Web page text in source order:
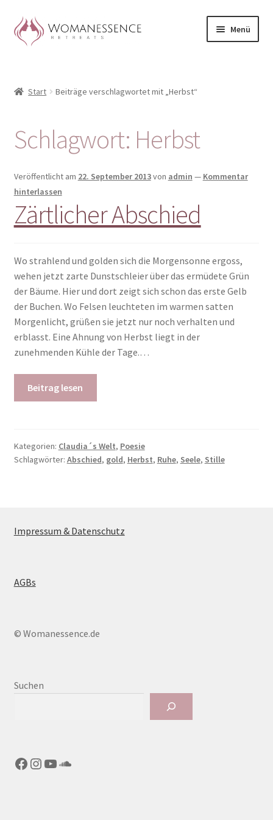
Zur
Navigation
Zum
Inhalt
Menü
Blog
Shop / Retreats im Allgäu
Woman-Circle
Erfahrungen
Warenkorb
Start Beiträge verschlagwortet mit „Herbst“
Schlagwort: Herbst
Veröffentlicht am 22. September 2013von admin — Kommentar
hinterlassen
Zärtlicher Abschied
Wo strahlend und golden sich die Morgensonne ergoss,
wehen jetzt zarte Dunstschleier über das ermüdete Grün
der Bäume. Hier und dort zeigt sich schon das erste Gelb
der Buchen. Wo Felsen leuchteten im warmen satten
Morgenlicht, grüßen sie jetzt nur noch verhalten und
erblasst. Eine Ahnung von Herbst liegt in der
zunehmenden Kühle der Tage.…
Beitrag lesen
Kategorien: Claudia´s Welt, Poesie
Schlagwörter: Abschied, gold, Herbst, Ruhe, Seele, Stille
Impressum & Datenschutz
AGBs
© Womanessence.de
Suchen
Facebook
Instagram
YouTube
SoundCloud